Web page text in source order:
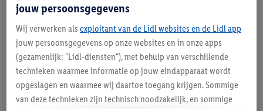
Klanteninformatie over batterijen Europese
Batterijenverordening
jouw persoonsgegevens
Wij verwerken als exploitant van de Lidl websites en de Lidl app
jouw persoonsgegevens op onze websites en in onze apps
(gezamenlijk: "Lidl-diensten"), met behulp van verschillende
technieken waarmee informatie op jouw eindapparaat wordt
opgeslagen en waarmee wij daartoe toegang krijgen. Sommige
van deze technieken zijn technisch noodzakelijk, en sommige